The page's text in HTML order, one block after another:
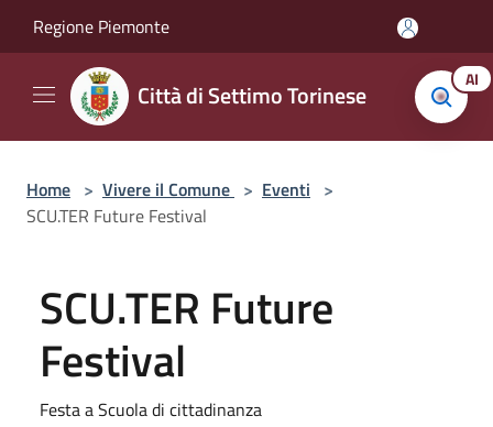
Regione Piemonte
Città di Settimo Torinese AI
Home > Vivere il Comune > Eventi >
SCU.TER Future Festival
SCU.TER Future
Festival
Festa a Scuola di cittadinanza